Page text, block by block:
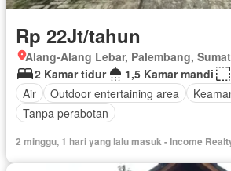
Rp 22Jt/tahun
Alang-Alang Lebar, Palembang,
2 Kamar tidur
1,5 Kamar mandi
Air
Outdoor entertaining area
Tanpa perabotan
2 minggu, 1 hari yang lalu masuk - Income